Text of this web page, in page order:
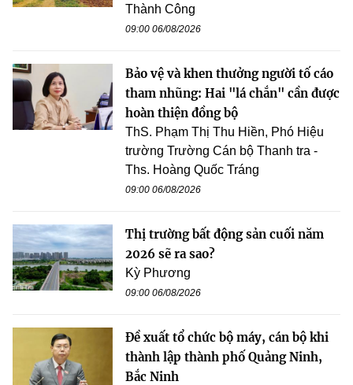
Thành Công
09:00 06/08/2026
Bảo vệ và khen thưởng người tố cáo
tham nhũng: Hai "lá chắn" cần được
hoàn thiện đồng bộ
ThS. Phạm Thị Thu Hiền, Phó Hiệu
trường Trường Cán bộ Thanh tra -
Ths. Hoàng Quốc Tráng
09:00 06/08/2026
Thị trường bất động sản cuối năm
2026 sẽ ra sao?
Kỳ Phương
09:00 06/08/2026
Đề xuất tổ chức bộ máy, cán bộ khi
thành lập thành phố Quảng Ninh,
Bắc Ninh